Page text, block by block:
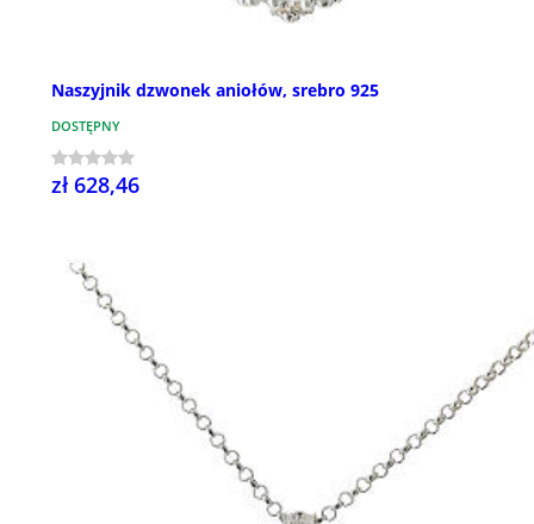
Naszyjnik dzwonek aniołów, srebro 925
DOSTĘPNY
zł 628,46